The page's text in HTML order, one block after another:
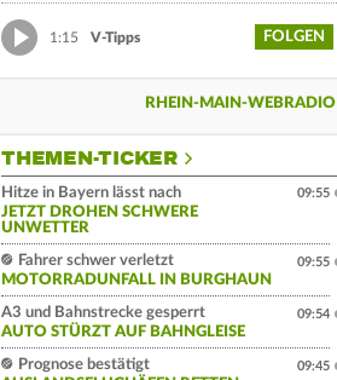
1:15 V-Tipps FOLGEN
RHEIN-MAIN-WEBRADIO
THEMEN-TICKER
Hitze in Bayern lässt nach
JETZT DROHEN SCHWERE
UNWETTER
09:55
Fahrer schwer verletzt
MOTORRADUNFALL IN BURGHAUN
09:55
A3 und Bahnstrecke gesperrt
AUTO STÜRZT AUF BAHNGLEISE
09:54
Prognose bestätigt
09:45